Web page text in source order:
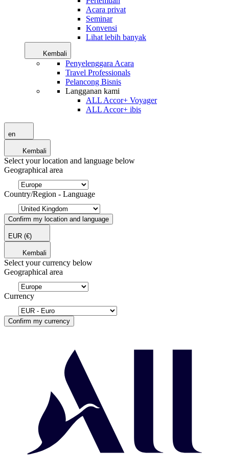
Acara privat
Seminar
Konvensi
Lihat lebih banyak
Kembali
Penyelenggara Acara
Travel Professionals
Pelancong Bisnis
Langganan kami
ALL Accor+ Voyager
ALL Accor+ ibis
en
Kembali
Select your location and language below
Geographical area
Country/Region - Language
Confirm my location and language
EUR (€)
Kembali
Select your currency below
Geographical area
Currency
Confirm my currency